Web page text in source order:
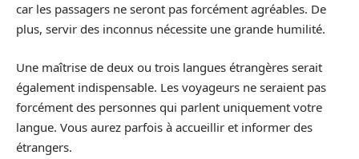
car les passagers ne seront pas forcément agréables. De
plus, servir des inconnus nécessite une grande humilité.
Une maîtrise de deux ou trois langues étrangères serait
également indispensable. Les voyageurs ne seraient pas
forcément des personnes qui parlent uniquement votre
langue. Vous aurez parfois à accueillir et informer des
étrangers.